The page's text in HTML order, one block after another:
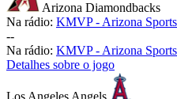
Arizona Diamondbacks
Na rádio: KMVP - Arizona
--
Na rádio: KMVP - Arizona
Detalhes sobre o jogo